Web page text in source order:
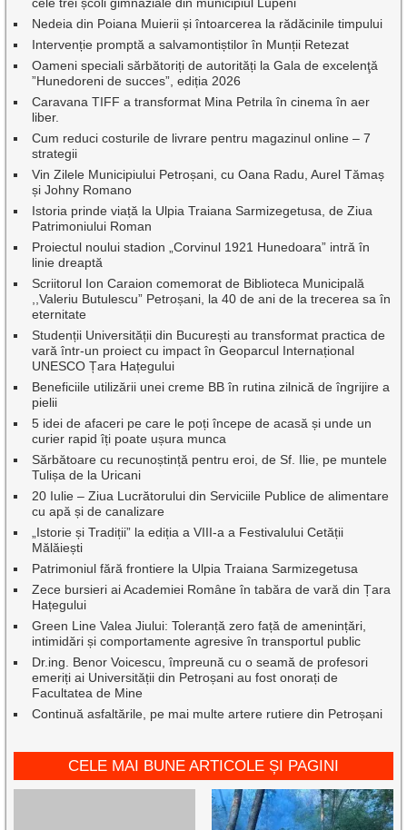
Nedeia din Poiana Muierii și întoarcerea la rădăcinile timpului
Intervenție promptă a salvamontiștilor în Munții Retezat
Oameni speciali sărbătoriți de autorități la Gala de excelenţă
”Hunedoreni de succes”, ediția 2026
Caravana TIFF a transformat Mina Petrila în cinema în aer
liber.
Cum reduci costurile de livrare pentru magazinul online – 7
strategii
Vin Zilele Municipiului Petroșani, cu Oana Radu, Aurel Tămaș
și Johny Romano
Istoria prinde viață la Ulpia Traiana Sarmizegetusa, de Ziua
Patrimoniului Roman
Proiectul noului stadion „Corvinul 1921 Hunedoara” intră în
linie dreaptă
Scriitorul Ion Caraion comemorat de Biblioteca Municipală
,,Valeriu Butulescu” Petroșani, la 40 de ani de la trecerea sa în
eternitate
Studenții Universității din București au transformat practica de
vară într-un proiect cu impact în Geoparcul Internațional
UNESCO Țara Hațegului
Beneficiile utilizării unei creme BB în rutina zilnică de îngrijire a
pielii
5 idei de afaceri pe care le poți începe de acasă și unde un
curier rapid îți poate ușura munca
Sărbătoare cu recunoștință pentru eroi, de Sf. Ilie, pe muntele
Tulișa de la Uricani
20 Iulie – Ziua Lucrătorului din Serviciile Publice de alimentare
cu apă și de canalizare
„Istorie și Tradiții” la ediția a VIII-a a Festivalului Cetății
Mălăiești
Patrimoniul fără frontiere la Ulpia Traiana Sarmizegetusa
Zece bursieri ai Academiei Române în tabăra de vară din Țara
Hațegului
Green Line Valea Jiului: Toleranță zero față de amenințări,
intimidări și comportamente agresive în transportul public
Dr.ing. Benor Voicescu, împreună cu o seamă de profesori
emeriți ai Universității din Petroșani au fost onorați de
Facultatea de Mine
Continuă asfaltările, pe mai multe artere rutiere din Petroșani
CELE MAI BUNE ARTICOLE ȘI PAGINI